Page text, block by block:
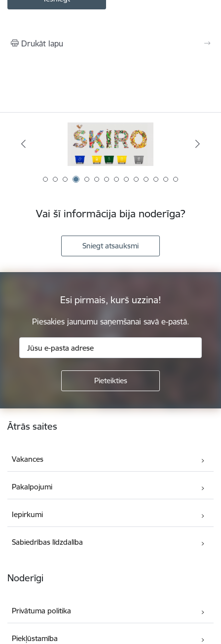
Drukāt lapu
Vai šī informācija bija noderīga?
Sniegt atsauksmi
Esi pirmais, kurš uzzina!
Piesakies jaunumu saņemšanai savā e-pastā.
Kājene
Ātrās saites
Vakances
Pakalpojumi
Iepirkumi
Sabiedrības līdzdalība
Noderīgi
Privātuma politika
Piekļūstamība